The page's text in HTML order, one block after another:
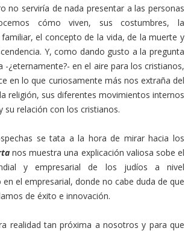
no serviría de nada presentar a las personas
cómo viven, sus costumbres, la
el concepto de la vida, de la muerte y
Y, como dando gusto a la pregunta
-¿eternamente?- en el aire para los cristianos,
en lo que curiosamente más nos extraña del
religión, sus diferentes movimientos internos
su relación con los cristianos.
se tata a la hora de mirar hacia los
nos muestra una explicación valiosa sobe el
y empresarial de los judíos a nivel
el empresarial, donde no cabe duda de que
de éxito e innovación.
realidad tan próxima a nosotros y para que